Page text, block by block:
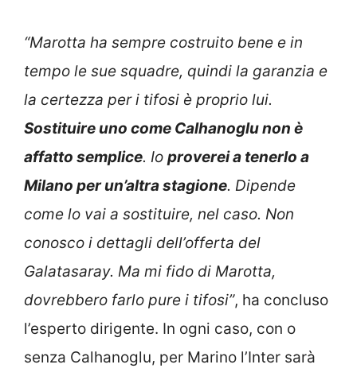
“Marotta ha sempre costruito bene e in
tempo le sue squadre, quindi la garanzia e
la certezza per i tifosi è proprio lui.
Sostituire uno come Calhanoglu non è
affatto semplice. Io proverei a tenerlo a
Milano per un’altra stagione. Dipende
come lo vai a sostituire, nel caso. Non
conosco i dettagli dell’offerta del
Galatasaray. Ma mi fido di Marotta,
dovrebbero farlo pure i tifosi”, ha concluso
l’esperto dirigente. In ogni caso, con o
senza Calhanoglu, per Marino l’Inter sarà